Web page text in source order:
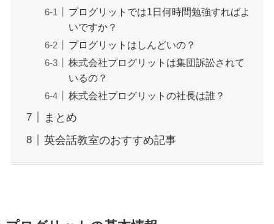
プログリットでは1日何時間勉強すればよ
いですか？
プログリットはしんどいの？
株式会社プログリットは集団訴訟されて
いるの？
株式会社プログリットの社長は誰？
まとめ
英会話教室のおすすめ記事